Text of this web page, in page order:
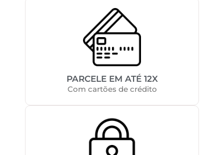
PARCELE EM ATÉ 12X
Com cartões de crédito